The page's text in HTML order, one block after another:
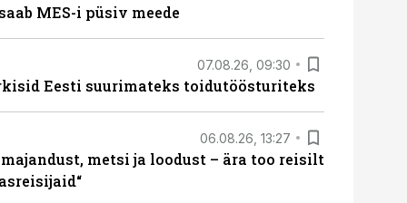
MES-i püsiv meede
07.08.26, 09:30
Eesti suurimateks toidutöösturiteks
06.08.26, 13:27
metsi ja loodust – ära too reisilt